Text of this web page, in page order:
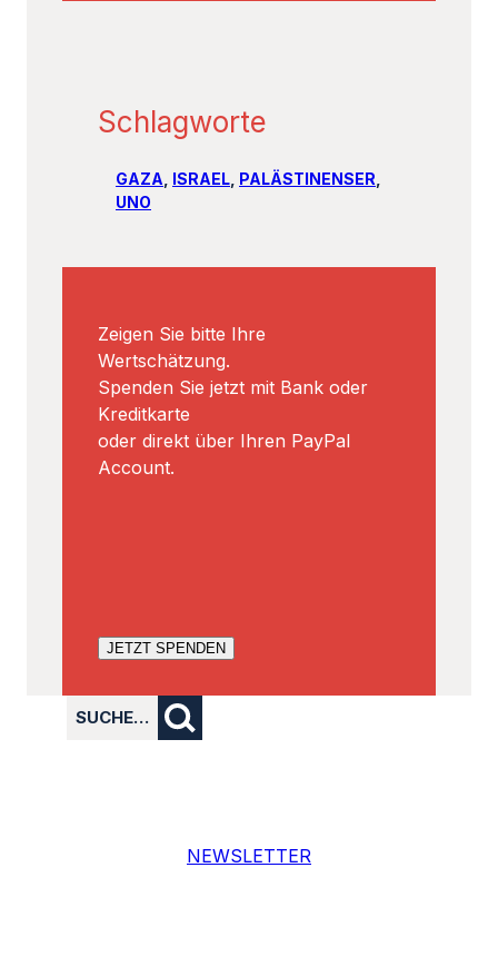
Schlagworte
GAZA ISRAEL PALÄSTINENSER
UNO
Zeigen Sie bitte Ihre
Wertschätzung.
Spenden Sie jetzt mit Bank oder
Kreditkarte
oder direkt über Ihren PayPal
Account.
JETZT SPENDEN
SUCHE…
NEWSLETTER